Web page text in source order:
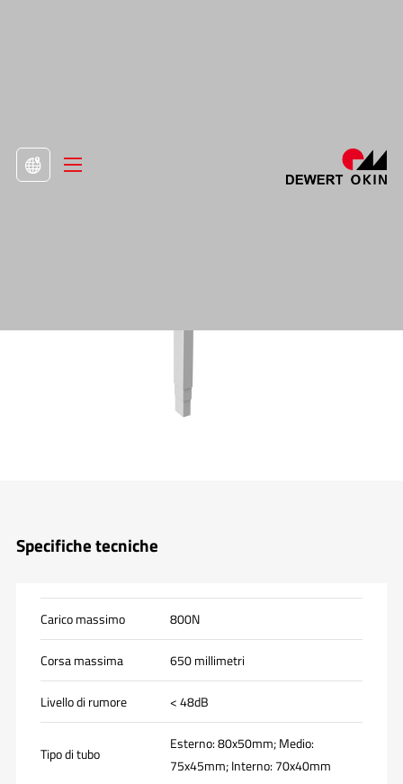
Specifiche tecniche
Carico massimo 800N
Corsa massima 650 millimetri
Livello di rumore < 48dB
Tipo di tubo
Esterno: 80x50mm; Medio:
75x45mm; Interno: 70x40mm